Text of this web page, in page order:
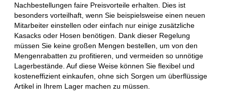
Nachbestellungen faire Preisvorteile erhalten. Dies ist
besonders vorteilhaft, wenn Sie beispielsweise einen neuen
Mitarbeiter einstellen oder einfach nur einige zusätzliche
Kasacks oder Hosen benötigen. Dank dieser Regelung
müssen Sie keine großen Mengen bestellen, um von den
Mengenrabatten zu profitieren, und vermeiden so unnötige
Lagerbestände. Auf diese Weise können Sie flexibel und
kosteneffizient einkaufen, ohne sich Sorgen um überflüssige
Artikel in Ihrem Lager machen zu müssen.